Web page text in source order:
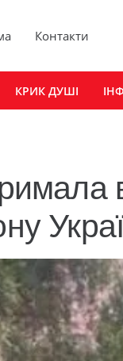
Контакти
КРИК ДУШІ